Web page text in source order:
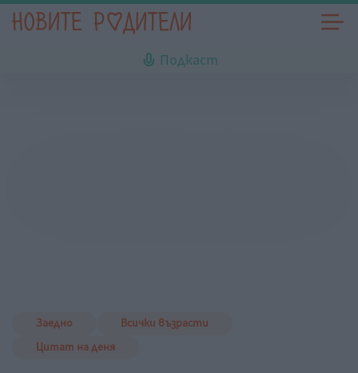
Подкаст
Заедно
Всички възрасти
Цитат на деня